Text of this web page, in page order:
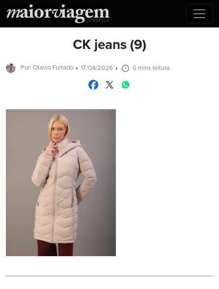
CK jeans (9)
Por: Otavio Furtado 17/04/2026 0 mins leitura